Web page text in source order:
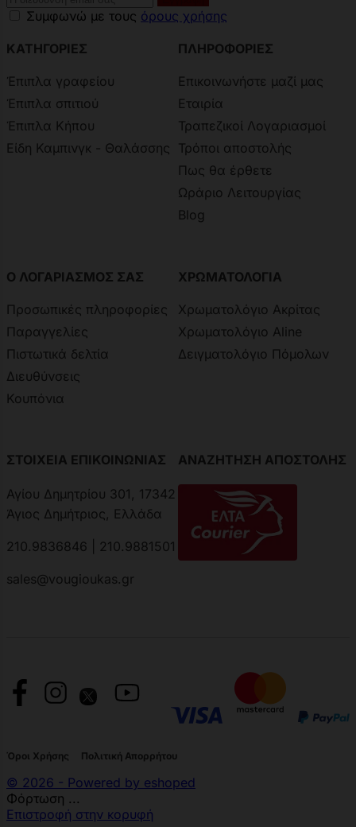
Συμφωνώ με τους όρους χρήσης
ΚΑΤΗΓΟΡΙΕΣ
Έπιπλα γραφείου
Έπιπλα σπιτιού
Έπιπλα Κήπου
Είδη Καμπινγκ - Θαλάσσης
ΠΛΗΡΟΦΟΡΙΕΣ
Επικοινωνήστε μαζί μας
Εταιρία
Τραπεζικοί Λογαριασμοί
Τρόποι αποστολής
Πως θα έρθετε
Ωράριο Λειτουργίας
Blog
Ο ΛΟΓΑΡΙΑΣΜΟΣ ΣΑΣ
Προσωπικές πληροφορίες
Παραγγελίες
Πιστωτικά δελτία
Διευθύνσεις
Κουπόνια
ΧΡΩΜΑΤΟΛΟΓΙΑ
Χρωματολόγιο Ακρίτας
Χρωματολόγιο Aline
Δειγματολόγιο Πόμολων
ΣΤΟΙΧΕΙΑ ΕΠΙΚΟΙΝΩΝΙΑΣ
Αγίου Δημητρίου 301, 17342
Άγιος Δημήτριος, Ελλάδα
210.9836846 | 210.9881501
sales@vougioukas.gr
ΑΝΑΖΗΤΗΣΗ ΑΠΟΣΤΟΛΗΣ
Όροι Χρήσης Πολιτική Απορρήτου
© 2026 - Powered by eshoped
Φόρτωση ...
Επιστροφή στην κορυφή